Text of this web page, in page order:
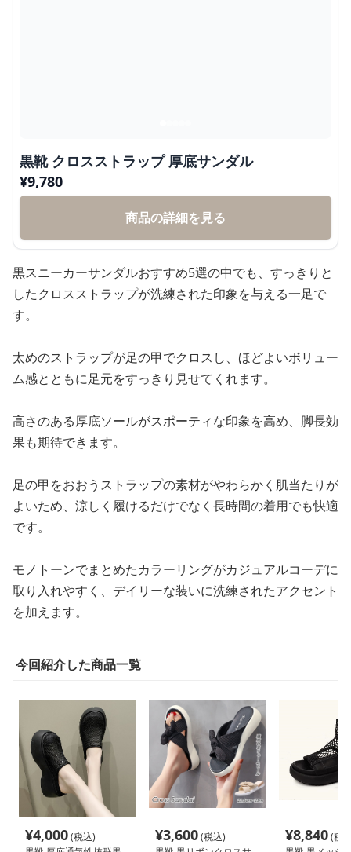
黒靴 クロスストラップ 厚底サンダル
¥9,780
商品の詳細を見る
黒スニーカーサンダルおすすめ5選の中でも、すっきりと
したクロスストラップが洗練された印象を与える一足で
す。
太めのストラップが足の甲でクロスし、ほどよいボリュー
ム感とともに足元をすっきり見せてくれます。
高さのある厚底ソールがスポーティな印象を高め、脚長効
果も期待できます。
足の甲をおおうストラップの素材がやわらかく肌当たりが
よいため、涼しく履けるだけでなく長時間の着用でも快適
です。
モノトーンでまとめたカラーリングがカジュアルコーデに
取り入れやすく、デイリーな装いに洗練されたアクセント
を加えます。
今回紹介した商品一覧
¥4,000(税込)
¥3,600(税込)
¥8,840(税